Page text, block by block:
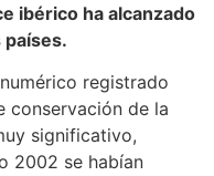
ibérico ha alcanzado
países.
registrado
conservación de la
significativo,
2002 se habían